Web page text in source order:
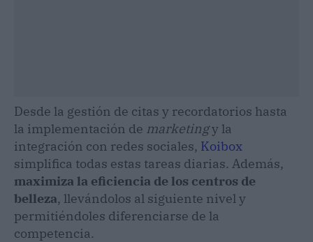
Desde la gestión de citas y recordatorios hasta
la implementación de marketingy la
integración con redes sociales, Koibox
simplifica todas estas tareas diarias. Además,
maximiza la eficiencia de los centros de
belleza, llevándolos al siguiente nivel y
permitiéndoles diferenciarse de la
competencia.